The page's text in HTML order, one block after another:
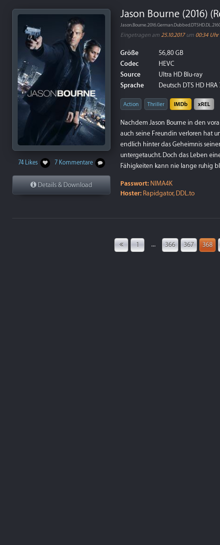
74 Likes 7 Kommentare
Details & Download
Jason Bourne (2016)
Eingetragen am 25.10.2017um 00:34 Uhr
Größe
56,80 GB
Codec
HEVC
Source
Ultra HD Blu-ray
Sprache
Deutsch DTS HD HRA
Action Thriller IMDb xREL
Nachdem Jason Bourne in den
auch seine Freundin verloren hat
endlich hinter das Geheimnis
untergetaucht. Doch das Leben
Fähigkeiten kann nie lange ruhig
Passwort: NIMA4K
Hoster: Rapidgator, DDL.to
1 ... 366 367 368